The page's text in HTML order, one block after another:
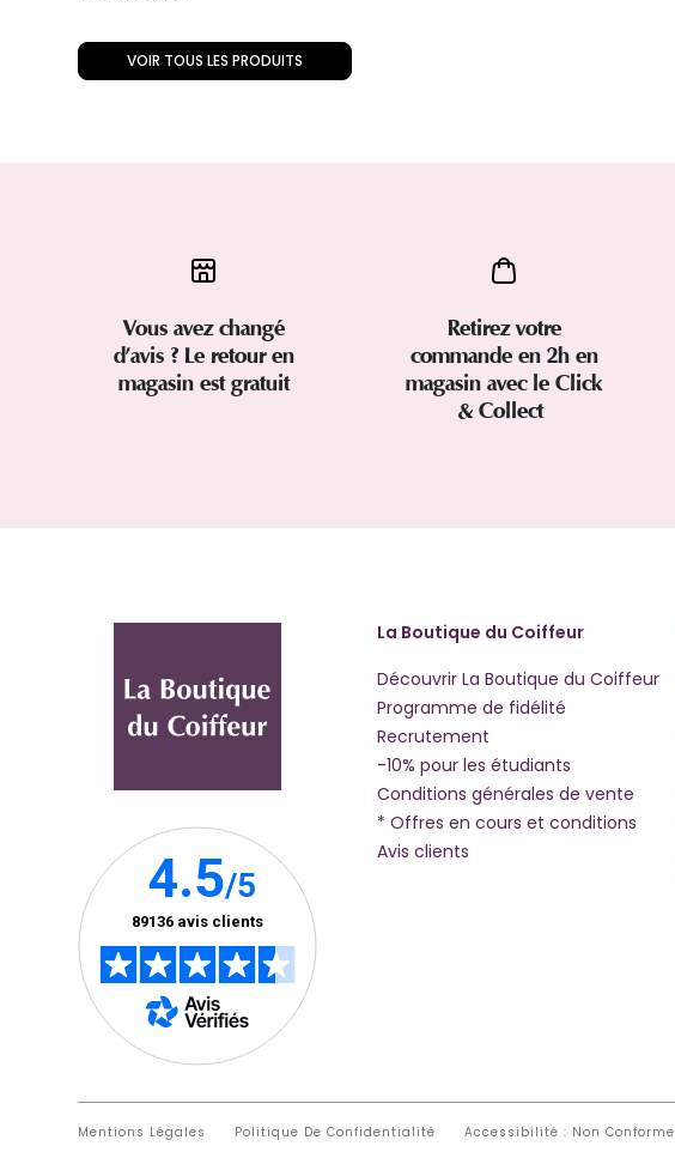
VOIR TOUS LES PRODUITS
Vous avez changé
d’avis ? Le retour en
magasin est gratuit
Retirez votre
commande en 2h en
magasin avec le Click
& Collect
La Boutique du Coiffeur
Découvrir La Boutique du Coiffeur
Programme de fidélité
Recrutement
-10% pour les étudiants
Conditions générales de vente
* Offres en cours et conditions
Avis clients
Mentions Légales Politique De Confidentialité Accessibilité : Non Conforme